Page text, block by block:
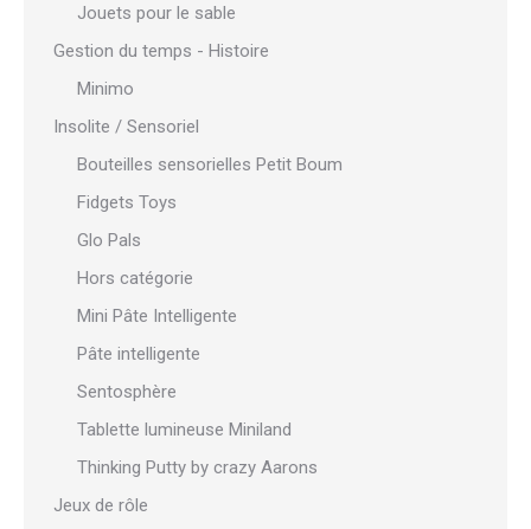
Jouets pour le sable
Gestion du temps - Histoire
Minimo
Insolite / Sensoriel
Bouteilles sensorielles Petit Boum
Fidgets Toys
Glo Pals
Hors catégorie
Mini Pâte Intelligente
Pâte intelligente
Sentosphère
Tablette lumineuse Miniland
Thinking Putty by crazy Aarons
Jeux de rôle